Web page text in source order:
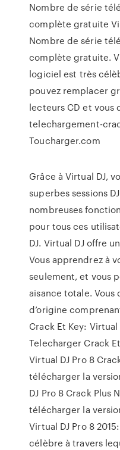
Nombre de série
complète gratuite
Nombre de série
complète gratuite.
logiciel est très
pouvez remplacer
lecteurs CD et vous
telechargement-
Toucharger.com
Grâce à Virtual DJ,
superbes sessions
nombreuses
pour tous ces
DJ. Virtual DJ offre
Vous apprendrez à
seulement, et vous
aisance totale.
d’origine
Crack Et Key:
Telecharger Crack
Virtual DJ Pro 8
télécharger la
DJ Pro 8 Crack Plus
télécharger la
Virtual DJ Pro 8
célèbre à travers